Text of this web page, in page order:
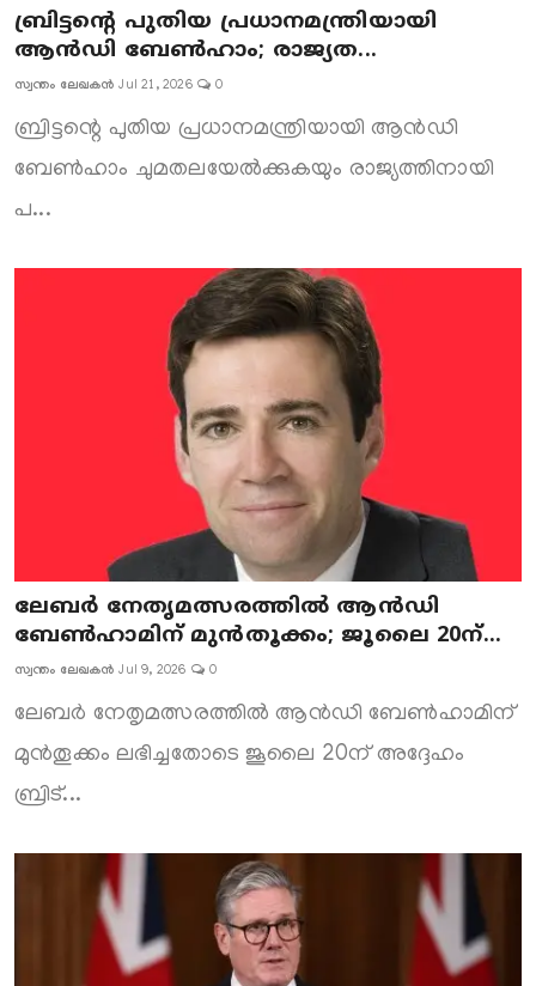
ബ്രിട്ടന്റെ പുതിയ പ്രധാനമന്ത്രിയായി
ആൻഡി ബേൺഹാം; രാജ്യത...
സ്വന്തം ലേഖകൻ Jul 21, 2026 0
ബ്രിട്ടന്റെ പുതിയ പ്രധാനമന്ത്രിയായി ആൻഡി
ബേൺഹാം ചുമതലയേൽക്കുകയും രാജ്യത്തിനായി
പ...
ലേബർ നേതൃമത്സരത്തിൽ ആൻഡി
ബേൺഹാമിന് മുൻതൂക്കം; ജൂലൈ 20ന്...
സ്വന്തം ലേഖകൻ Jul 9, 2026 0
ലേബർ നേതൃമത്സരത്തിൽ ആൻഡി ബേൺഹാമിന്
മുൻതൂക്കം ലഭിച്ചതോടെ ജൂലൈ 20ന് അദ്ദേഹം
ബ്രിട്...